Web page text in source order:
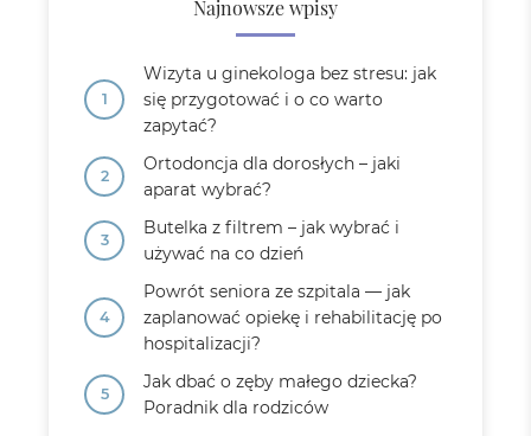
Najnowsze wpisy
Wizyta u ginekologa bez stresu: jak
się przygotować i o co warto
zapytać?
Ortodoncja dla dorosłych – jaki
aparat wybrać?
Butelka z filtrem – jak wybrać i
używać na co dzień
Powrót seniora ze szpitala — jak
zaplanować opiekę i rehabilitację po
hospitalizacji?
Jak dbać o zęby małego dziecka?
Poradnik dla rodziców